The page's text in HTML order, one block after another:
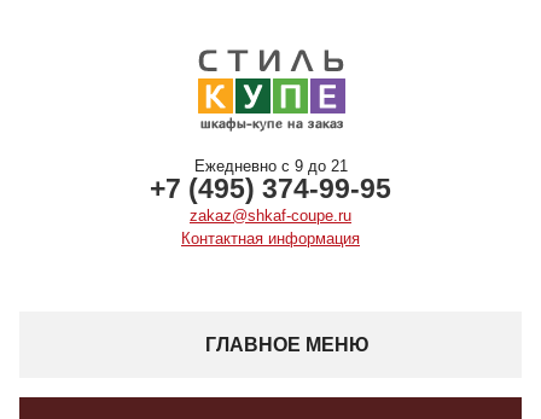
Ежедневно с 9 до 21
+7 (495) 374-99-95
zakaz@shkaf-coupe.ru
Контактная информация
ГЛАВНОЕ МЕНЮ